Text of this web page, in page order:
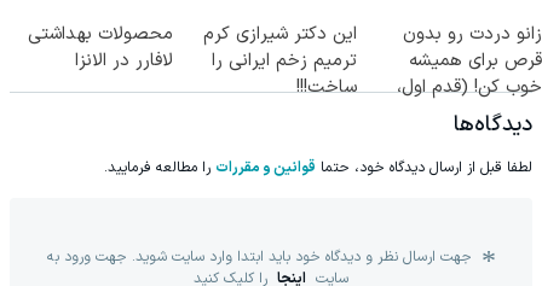
زانو دردت رو بدون
قرص برای همیشه
خوب کن! (قدم اول،
پرسش‌نامه)
این دکتر شیرازی کرم
ترمیم زخم ایرانی را
ساخت!!!
محصولات بهداشتی
لافارر در الانزا
دیدگاه‌ها
لطفا قبل از ارسال دیدگاه خود، حتما قوانین و مقررات را مطالعه فرمایید.
جهت ارسال نظر و دیدگاه خود باید ابتدا وارد سایت شوید. جهت ورود به
سایت اینجا را کلیک کنید